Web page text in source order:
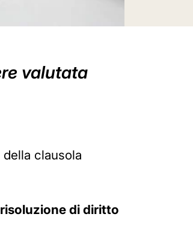
valutata
clausola
risoluzione di diritto